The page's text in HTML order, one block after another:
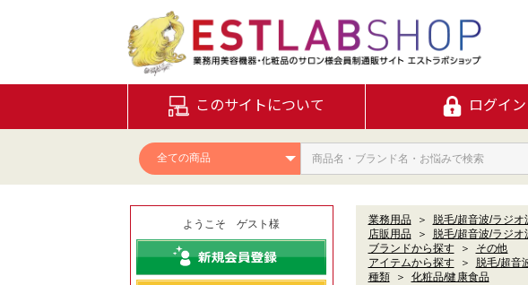
このサイトについて ログイン
ようこそ ゲスト様 業務用品 ＞
脱毛/超音波/ラジオ
店販用品
＞
脱毛/超音波/ラジオ
ブランドから探す
＞
その他
アイテムから探す
＞
脱毛/超音
種類
＞ 化粧品/健康食品